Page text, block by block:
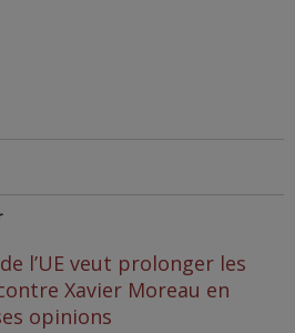
l’UE veut prolonger les
Xavier Moreau en
opinions